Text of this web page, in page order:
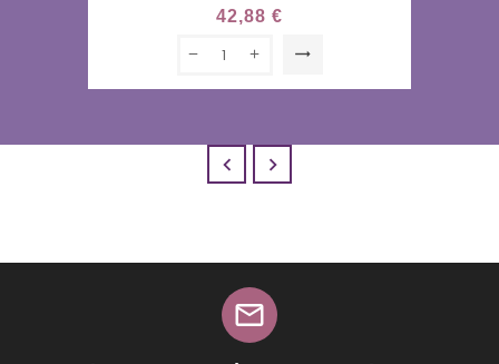
42,88 €
trending_flat
 
mail